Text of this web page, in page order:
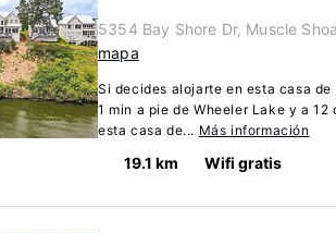
5354 Bay Shore Dr, Muscle
mapa
Si decides alojarte en esta casa
1 min a pie de Wheeler Lake y a
esta casa de... Más información
19.1 km Wifi gratis